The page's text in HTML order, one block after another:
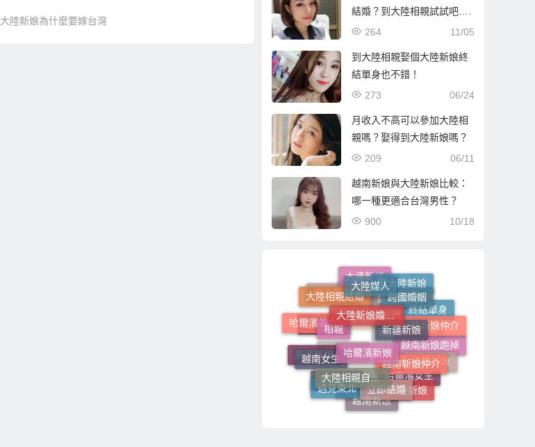
大陸新娘為什麼要嫁台灣
結婚？到大陸相親試試吧….
11/05
264
到大陸相親娶個大陸新娘終
結單身也不錯！
06/24
273
月收入不高可以參加大陸相
親嗎？娶得到大陸新娘嗎？
06/11
209
越南新娘與大陸新娘比較：
哪一種更適合台灣男性？
10/18
900
哈爾濱新娘
大陸相親自由行
立即結婚
越南新娘仲介
新疆新娘
大陸新娘婚姻媒合
相親
越南女生
遇見東北
越南新娘
大陸新娘
福建新娘
大陸新娘仲介
跨國婚姻
大陸媒人
大陸相親結婚
哈爾濱美女
廣西新娘
東北女生
大陸新娘婚姻媒合介紹所
哈爾濱女生
越南新娘跑掉
終結單身
娶大陸新娘
大連新娘
東北新娘
相親結婚
瀋陽新娘
東北新娘介紹
越南新娘介紹
娶越南新娘
客家新娘
哈爾濱相親